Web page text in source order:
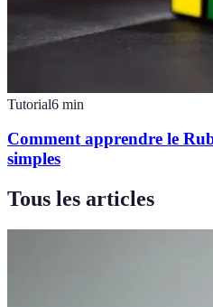
Tutorial6 min
Comment apprendre le
simples
Tous les articles